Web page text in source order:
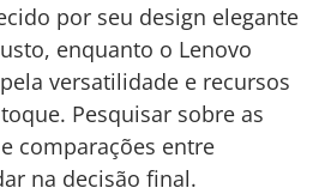
por seu design elegante
enquanto o Lenovo
versatilidade e recursos
Pesquisar sobre as
comparações entre
na decisão final.